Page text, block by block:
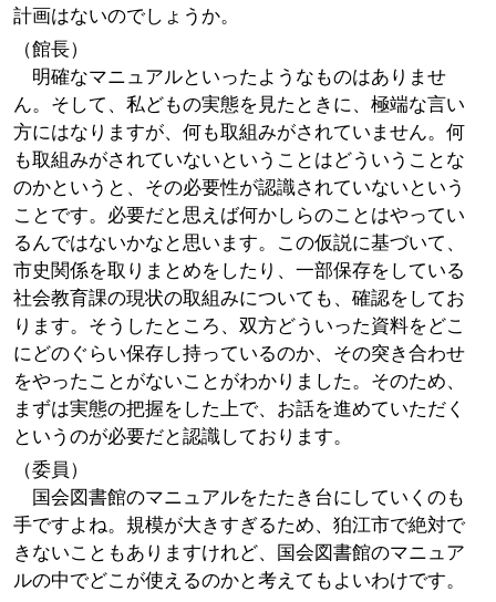
計画はないのでしょうか。
（館長）
明確なマニュアルといったようなものはありませ
ん。そして、私どもの実態を見たときに、極端な言い
方にはなりますが、何も取組みがされていません。何
も取組みがされていないということはどういうことな
のかというと、その必要性が認識されていないという
ことです。必要だと思えば何かしらのことはやってい
るんではないかなと思います。この仮説に基づいて、
市史関係を取りまとめをしたり、一部保存をしている
社会教育課の現状の取組みについても、確認をしてお
ります。そうしたところ、双方どういった資料をどこ
にどのぐらい保存し持っているのか、その突き合わせ
をやったことがないことがわかりました。そのため、
まずは実態の把握をした上で、お話を進めていただく
というのが必要だと認識しております。
（委員）
国会図書館のマニュアルをたたき台にしていくのも
手ですよね。規模が大きすぎるため、狛江市で絶対で
きないこともありますけれど、国会図書館のマニュア
ルの中でどこが使えるのかと考えてもよいわけです。